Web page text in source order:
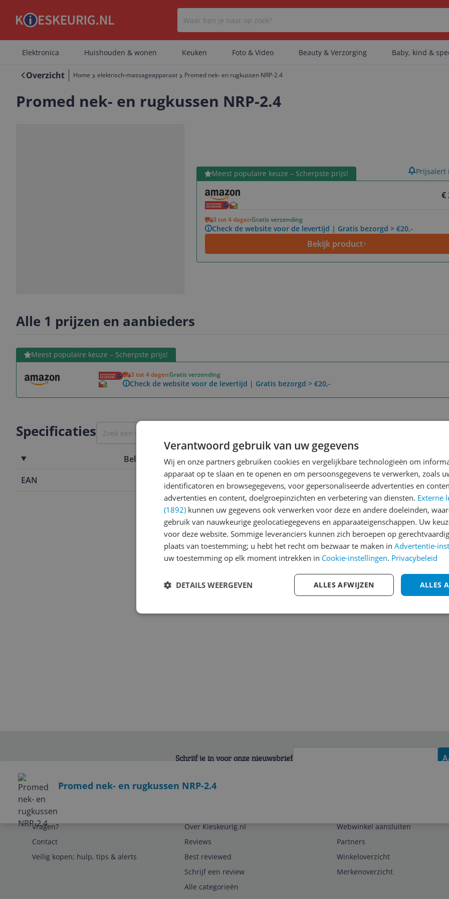
Er zijn geen artikelen gevonden.
Elektronica Huishouden & wonen Keuken Foto & Video Beauty & Verzorging Baby, kind &
Overzicht Home elektrisch-massageapparaat Promed nek- en rugkussen NRP-2.4
Promed nek- en rugkussen NRP-2.4
Meest populaire keuze – Scherpste prijs!
€
3 tot 4 dagenGratis verzending
Check de website voor de levertijd | Gratis bezorgd > €20,-
Bekijk product
Bekijk product Prijsalert
Alle 1 prijzen en aanbieders
Meest populaire keuze – Scherpste prijs!
3 tot 4 dagenGratis verzending
Check de website voor de levertijd | Gratis bezorgd > €20,-
Bekijk product
Specificaties
Belangrijkste kenmerken
EAN
4043641400286
Er zijn nog geen
Heb jij dit product in bezit
met het schrijven van je
een review gemiddeld
andere bezoekers een
€250,-! Klik hier voor de
Cijfer
Welk cijfer geef jij dit
3
1
Promed nek- en rugkussen NRP-2.4
Schrijf je in voor onze nieuwsbrief
Service
Vragen?
Contact
Veilig kopen; hulp, tips & alerts
Over Kieskeurig.nl
Reviews
Best reviewed
Schrijf een review
Alle categorieën
Webwinkel aansluiten
Partners
Winkeloverzicht
Merkenoverzicht
Verantwoord gebruik van uw gegevens
Wij en onze partners gebruiken cookies en vergelijkbare technologieën om
apparaat op te slaan en te openen en om persoonsgegevens te verwerken, zoals
identificatoren en browsegegevens, voor gepersonaliseerde advertenties en
advertenties en content, doelgroepinzichten en verbetering van diensten. Externe
(1892) kunnen uw gegevens ook verwerken voor deze en andere doeleinden,
gebruik van nauwkeurige geolocatiegegevens en apparaateigenschappen. Uw
voor deze website. Sommige leveranciers kunnen zich beroepen op
plaats van toestemming; u hebt het recht om bezwaar te maken in Advertentie-
uw toestemming op elk moment intrekken in Cookie-instellingen. Privacybeleid
ALLES
ALLES AFWIJZEN
DETAILS WEERGEVEN